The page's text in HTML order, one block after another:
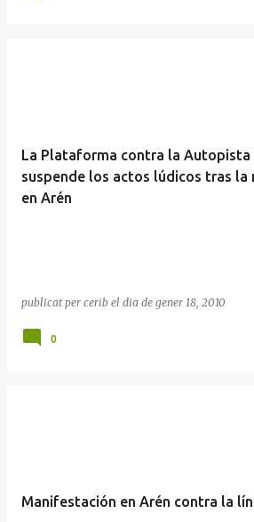
La Plataforma contra la Autopista
suspende los actos lúdicos tras la
en Arén
publicat per cerib el dia de gener 18, 2010
0
Manifestación en Arén contra la